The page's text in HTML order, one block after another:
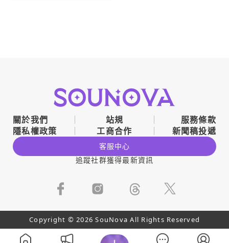
關於我們 站規
服務條款
隱私權政策
工商合作 新聞稿投遞
客服中心
追蹤社群獲得最新資訊
Copyright © 2026 SouNova All Rights Reserved